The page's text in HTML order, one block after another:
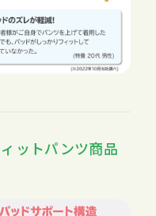
ットパンツ商品